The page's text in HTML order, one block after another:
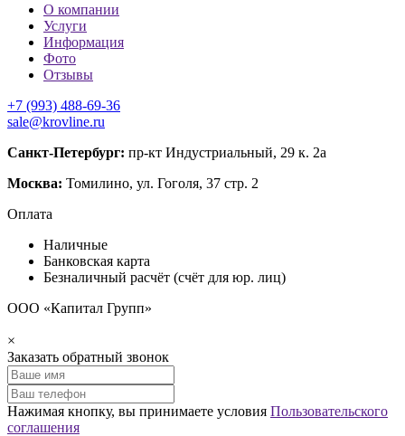
О компании
Услуги
Информация
Фото
Отзывы
+7 (993) 488-69-36
sale@krovline.ru
Санкт-Петербург: пр-кт Индустриальный, 29 к. 2а
Москва: Томилино, ул. Гоголя, 37 стр. 2
Оплата
Наличные
Банковская карта
Безналичный расчёт (счёт для юр. лиц)
ООО «Капитал Групп»
×
Заказать обратный звонок
Нажимая кнопку, вы принимаете условия Пользовательского
соглашения